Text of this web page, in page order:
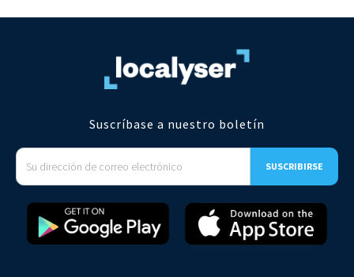
Suscríbase a nuestro boletín